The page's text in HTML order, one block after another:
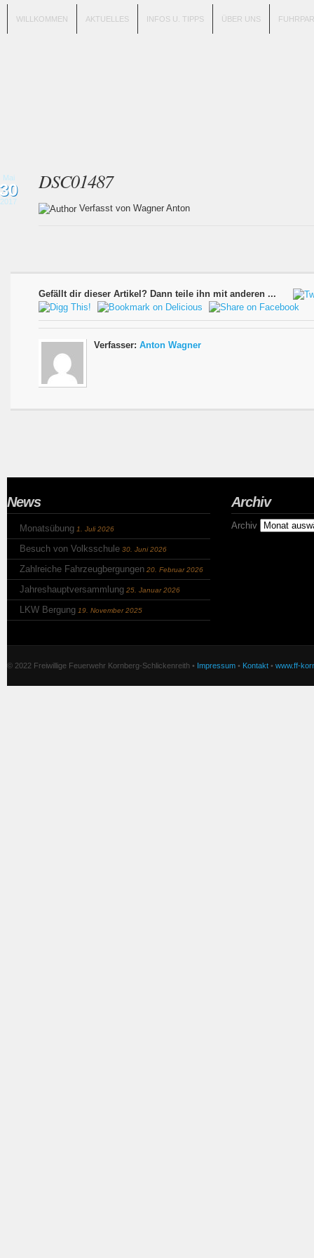
WILLKOMMEN AKTUELLES INFOS U. TIPPS ÜBER UNS
Mai
30
2017
DSC01487
Verfasst von Wagner Anton
Gefällt dir dieser Artikel? Dann teile ihn mit anderen ...
Verfasser: Anton Wagner
News
Monatsübung 1. Juli 2026
Besuch von Volksschule 30. Juni 2026
Zahlreiche Fahrzeugbergungen 20. Februar 2026
Jahreshauptversammlung 25. Januar 2026
LKW Bergung 19. November 2025
Archiv
Archiv
© 2022 Freiwillige Feuerwehr Kornberg-Schlickenreith • Impressum • Kontakt • www.ff-